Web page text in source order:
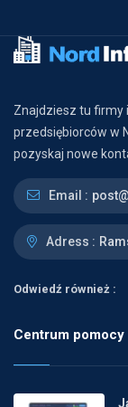
Znajdziesz tu firmy
przedsiębiorców w
pozyskaj nowe
Email :
Adress :
Odwiedź również :
Centrum pomocy